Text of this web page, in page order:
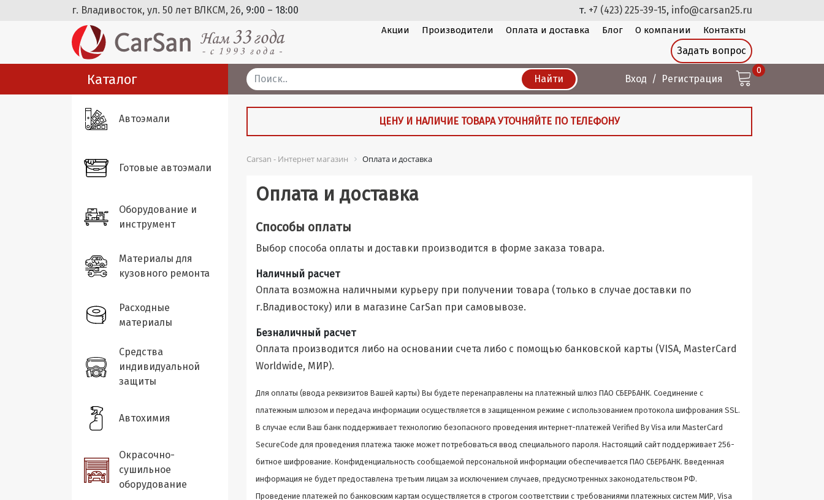
г. Владивосток, ул. 50 лет ВЛКСМ, 26, 9:00 – 18:00 т. +7 (423) 225-39-15, info@carsan25.ru
Акции Производители Оплата и доставка Блог О компании Контакты
Задать вопрос
Каталог Найти Вход Регистрация
0
Автоэмали
Готовые автоэмали
Оборудование и
инструмент
Материалы для
кузовного ремонта
Расходные
материалы
Средства
индивидуальной
защиты
Автохимия
Окрасочно-
сушильное
оборудование
ЦЕНУ И НАЛИЧИЕ ТОВАРА УТОЧНЯЙТЕ ПО ТЕЛЕФОНУ
Carsan - Интернет магазин Оплата и доставка
Оплата и доставка
Способы оплаты
Выбор способа оплаты и доставки производится в форме заказа товара.
Наличный расчет
Оплата возможна наличными курьеру при получении товара (только в случае доставки по
г.Владивостоку) или в магазине CarSan при самовывозе.
Безналичный расчет
Оплата производится либо на основании счета либо с помощью банковской карты (VISA, MasterCard
Worldwide, МИР).
Для оплаты (ввода реквизитов Вашей карты) Вы будете перенаправлены на платежный шлюз ПАО СБЕРБАНК. Соединение с
платежным шлюзом и передача информации осуществляется в защищенном режиме с использованием протокола шифрования SSL.
В случае если Ваш банк поддерживает технологию безопасного проведения интернет-платежей Verified By Visa или MasterCard
SecureCode для проведения платежа также может потребоваться ввод специального пароля. Настоящий сайт поддерживает 256-
битное шифрование. Конфиденциальность сообщаемой персональной информации обеспечивается ПАО СБЕРБАНК. Введенная
информация не будет предоставлена третьим лицам за исключением случаев, предусмотренных законодательством РФ.
Проведение платежей по банковским картам осуществляется в строгом соответствии с требованиями платежных систем МИР, Visa